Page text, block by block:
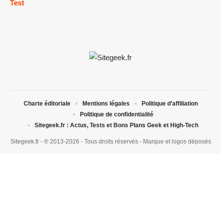
Test
Sitegeek.fr - ® 2013-2026 - Tous droits réservés - Marque et logos déposés
Charte éditoriale Mentions légales
Politique d’affiliation
Politique de confidentialité
Sitegeek.fr : Actus, Tests et Bons Plans Geek et High-Tech